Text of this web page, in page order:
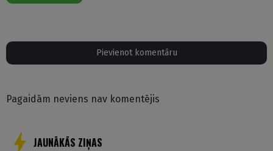
Pievienot komentāru
Pagaidām neviens nav komentējis
JAUNĀKĀS ZIŅAS